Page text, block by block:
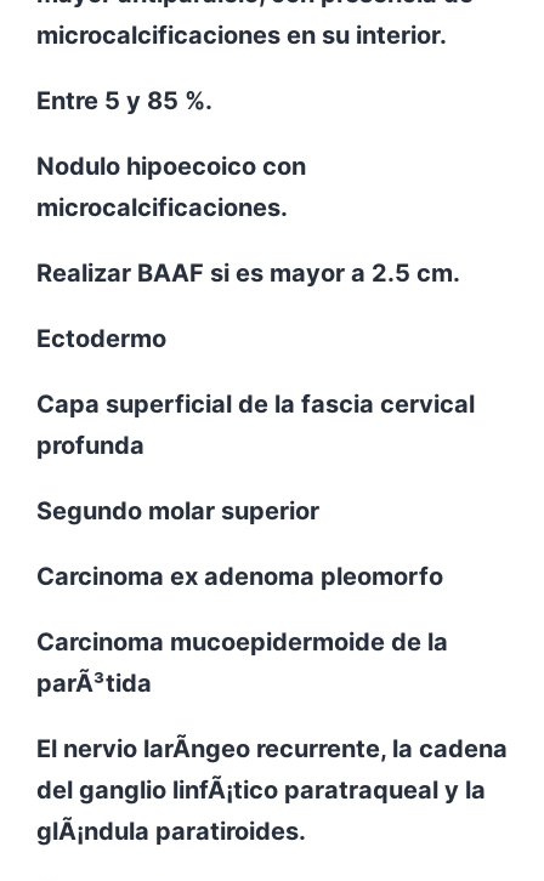
microcalcificaciones en su interior.
Entre 5 y 85 %.
Nodulo hipoecoico con
microcalcificaciones.
Realizar BAAF si es mayor a 2.5 cm.
Ectodermo
Capa superficial de la fascia cervical
profunda
Segundo molar superior
Carcinoma ex adenoma pleomorfo
Carcinoma mucoepidermoide de la
parÃ³tida
El nervio larÃ­ngeo recurrente, la cadena
del ganglio linfÃ¡tico paratraqueal y la
glÃ¡ndula paratiroides.